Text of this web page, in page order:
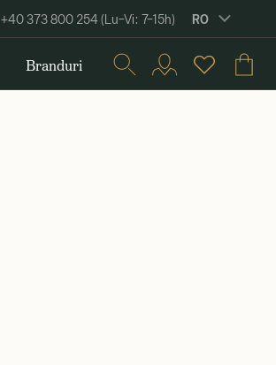
+40 373 800 254 (Lu–Vi: 7–15h) RO
Branduri